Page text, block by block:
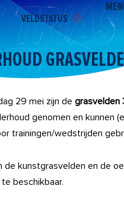
VELDSTATUS
29 mei zijn de grasvelden
genomen en kunnen
trainingen/wedstrijden
de kunstgrasvelden en de
beschikbaar.